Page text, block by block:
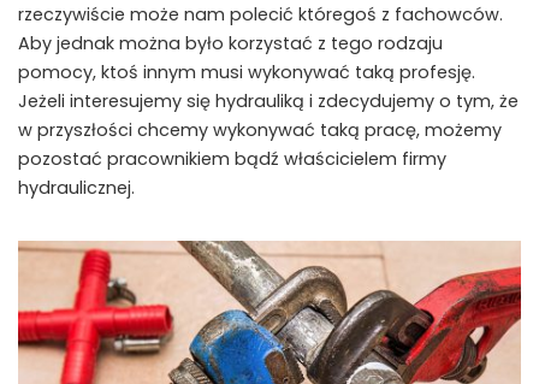
rzeczywiście może nam polecić któregoś z fachowców.
Aby jednak można było korzystać z tego rodzaju
pomocy, ktoś innym musi wykonywać taką profesję.
Jeżeli interesujemy się hydrauliką i zdecydujemy o tym, że
w przyszłości chcemy wykonywać taką pracę, możemy
pozostać pracownikiem bądź właścicielem firmy
hydraulicznej.